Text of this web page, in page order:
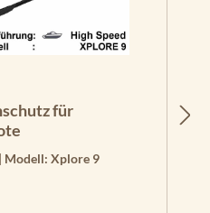
für
Modell: Xplore 9